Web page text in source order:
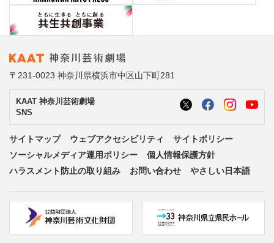
〒231-0023 神奈川県横浜市中区山下町281
KAAT 神奈川芸術劇場
SNS
サイトマップ ウェブアクセシビリティ
サイトポリシー
ソーシャルメディア運用ポリシー
個人情報保護方針
ハラスメント防止の取り組み
お問い合わせ やさしい日本語